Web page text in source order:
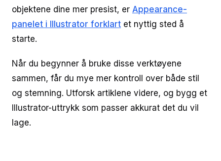
objektene dine mer presist, er Appearance-
panelet i Illustrator forklart et nyttig sted å
starte.
Når du begynner å bruke disse verktøyene
sammen, får du mye mer kontroll over både stil
og stemning. Utforsk artiklene videre, og bygg et
Illustrator-uttrykk som passer akkurat det du vil
lage.